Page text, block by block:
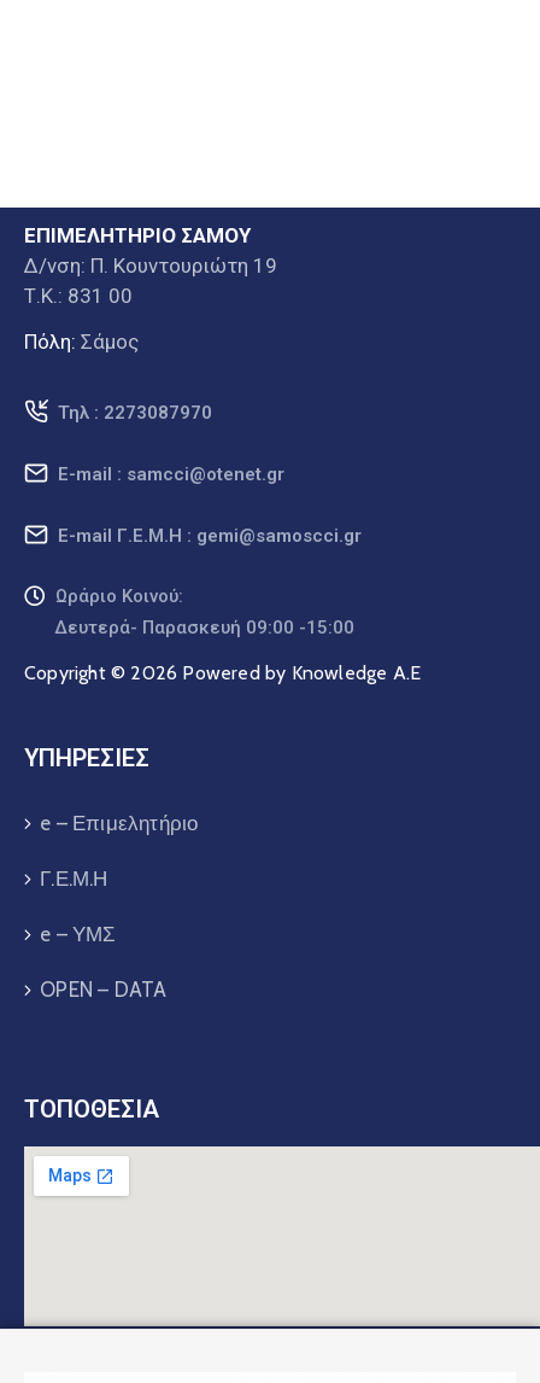
ΕΠΙΜΕΛΗΤΗΡΙΟ ΣΑΜΟΥ
Δ/νση: Π. Κουντουριώτη 19
Τ.Κ.: 831 00
Πόλη: Σάμος
Τηλ : 2273087970
E-mail : samcci@otenet.gr
E-mail Γ.Ε.Μ.Η : gemi@samoscci.gr
Ωράριο Κοινού:
Δευτερά- Παρασκευή 09:00 -15:00
Copyright © 2026 Powered by Knowledge A.E
ΥΠΗΡΕΣΙΕΣ
e – Επιμελητήριο
Γ.Ε.Μ.Η
e – ΥΜΣ
OPEN – DATA
ΤΟΠΟΘΕΣΙΑ